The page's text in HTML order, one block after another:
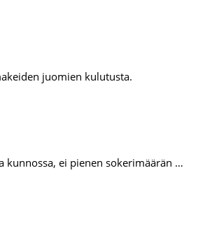
juomien kulutusta.
kunnossa, ei pienen sokerimäärän …